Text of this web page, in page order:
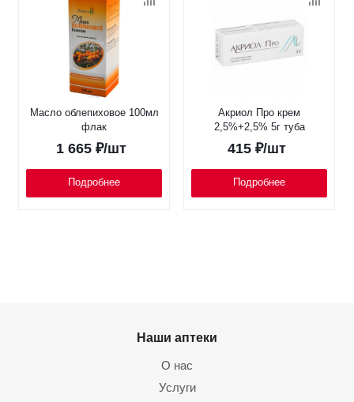
Масло облепиховое 100мл
флак
1 665 ₽/шт
Подробнее
Акриол Про крем
2,5%+2,5% 5г туба
415₽/шт
Подробнее
Наши аптеки
О нас
Услуги